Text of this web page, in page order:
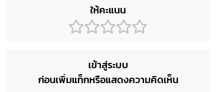
ให้คะแนน
เข้าสู่ระบบ
ก่อนเพิ่มแท็กหรือแสดงความคิดเห็น